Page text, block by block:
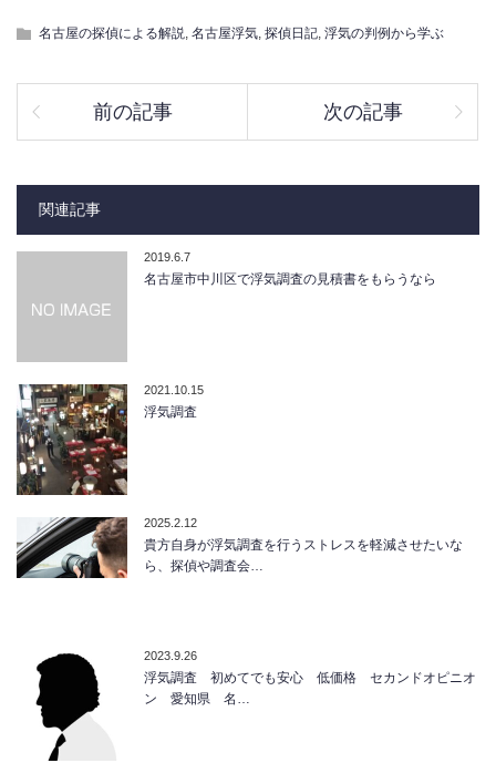
名古屋の探偵による解説 名古屋浮気 探偵日記 浮気の判例から学ぶ
前の記事 次の記事
関連記事
2019.6.7
名古屋市中川区で浮気調査の見積書をもらうなら
2021.10.15
浮気調査
2025.2.12
貴方自身が浮気調査を行うストレスを軽減させたいな
ら、探偵や調査会…
2023.9.26
浮気調査 初めてでも安心 低価格 セカンドオピニオ
ン 愛知県 名…